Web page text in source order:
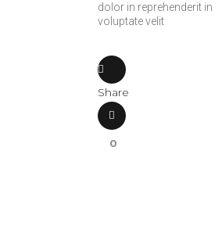
dolor in reprehenderit in
voluptate velit
Share
0